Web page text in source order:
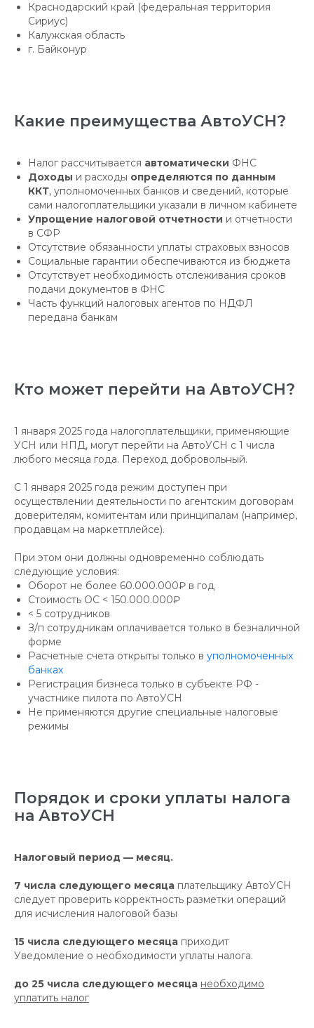
Краснодарский край (федеральная территория
Сириус)
Калужская область
г. Байконур
Какие преимущества АвтоУСН?
Налог рассчитывается автоматически ФНС
Доходы и расходы определяются по данным
ККТ, уполномоченных банков и сведений, которые
сами налогоплательщики указали в личном кабинете
Упрощение налоговой отчетности и отчетности
в СФР
Отсутствие обязанности уплаты страховых взносов
Социальные гарантии обеспечиваются из бюджета
Отсутствует необходимость отслеживания сроков
подачи документов в ФНС
Часть функций налоговых агентов по НДФЛ
передана банкам
Кто может перейти на АвтоУСН?
1 января 2025 года налогоплательщики, применяющие
УСН или НПД, могут перейти на АвтоУСН с 1 числа
любого месяца года. Переход добровольный.
С 1 января 2025 года режим доступен при
осуществлении деятельности по агентским договорам
доверителям, комитентам или принципалам (например,
продавцам на маркетплейсе).
При этом они должны одновременно соблюдать
следующие условия:
Оборот не более 60.000.000₽ в год
Стоимость ОС < 150.000.000₽
< 5 сотрудников
З/п сотрудникам оплачивается только в безналичной
форме
Расчетные счета открыты только в уполномоченных
банках
Регистрация бизнеса только в субъекте РФ -
участнике пилота по АвтоУСН
Не применяются другие специальные налоговые
режимы
Порядок и сроки уплаты налога
на АвтоУСН
Налоговый период — месяц.
7 числа следующего месяца плательщику АвтоУСН
следует проверить корректность разметки операций
для исчисления налоговой базы
15 числа следующего месяца приходит
Уведомление о необходимости уплаты налога.
до 25 числа следующего месяца необходимо
уплатить налог